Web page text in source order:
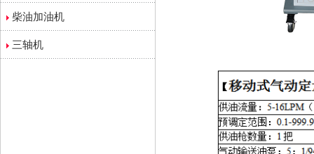
柴油加油机
三轴机